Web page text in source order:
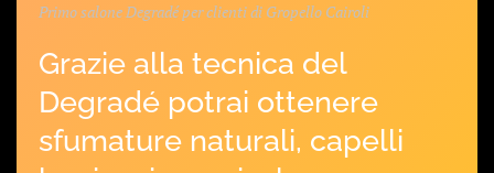
Primo salone Degradé per clienti di Gropello Cairoli
Grazie alla tecnica del
Degradé potrai ottenere
sfumature naturali, capelli